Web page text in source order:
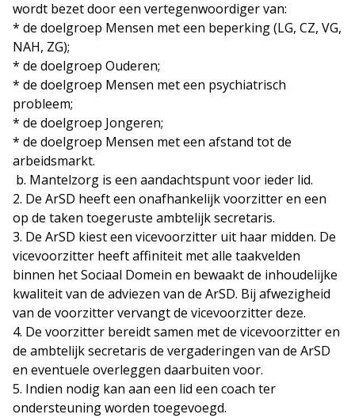
wordt bezet door een vertegenwoordiger van:
* de doelgroep Mensen met een beperking (LG, CZ, VG,
NAH, ZG);
* de doelgroep Ouderen;
* de doelgroep Mensen met een psychiatrisch
probleem;
* de doelgroep Jongeren;
* de doelgroep Mensen met een afstand tot de
arbeidsmarkt.
b. Mantelzorg is een aandachtspunt voor ieder lid.
2. De ArSD heeft een onafhankelijk voorzitter en een
op de taken toegeruste ambtelijk secretaris.
3. De ArSD kiest een vicevoorzitter uit haar midden. De
vicevoorzitter heeft affiniteit met alle taakvelden
binnen het Sociaal Domein en bewaakt de inhoudelijke
kwaliteit van de adviezen van de ArSD. Bij afwezigheid
van de voorzitter vervangt de vicevoorzitter deze.
4. De voorzitter bereidt samen met de vicevoorzitter en
de ambtelijk secretaris de vergaderingen van de ArSD
en eventuele overleggen daarbuiten voor.
5. Indien nodig kan aan een lid een coach ter
ondersteuning worden toegevoegd.